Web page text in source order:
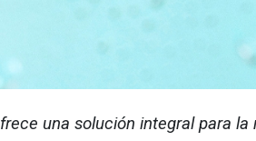
una solución integral para